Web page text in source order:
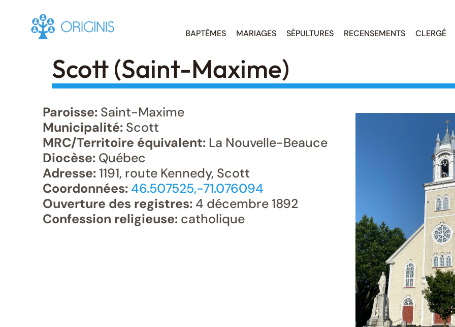
BAPTÊMES MARIAGES SÉPULTURES RECENSEMENTS CLERGÉ
Scott (Saint-Maxime)
Paroisse: Saint-Maxime
Municipalité: Scott
MRC/Territoire équivalent: La Nouvelle-Beauce
Diocèse: Québec
Adresse:1191, route Kennedy, Scott
Coordonnées: 46.507525,-71.076094
Ouverture des registres: 4 décembre 1892
Confession religieuse: catholique